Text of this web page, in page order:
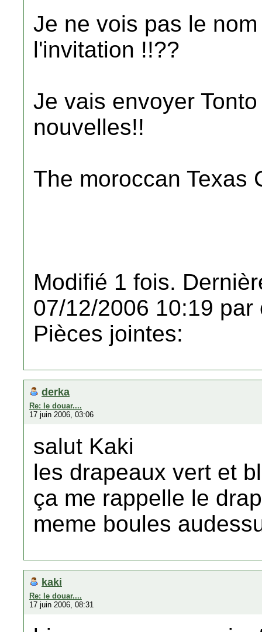
Je ne vois pas le
l'invitation !!??
Je vais envoyer
nouvelles!!
The moroccan Texas
Modifié 1 fois.
07/12/2006 10:19 par
Pièces jointes:
derka
Re: le douar....
17 juin 2006, 03:06
salut Kaki
les drapeaux vert et
ça me rappelle le
meme boules
kaki
Re: le douar....
17 juin 2006, 08:31